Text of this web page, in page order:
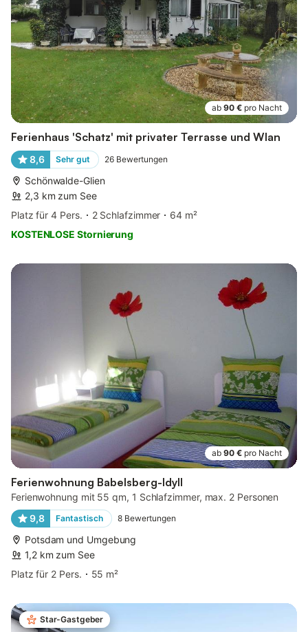
ab 90 € pro Nacht
Ferienhaus 'Schatz' mit privater Terrasse und Wlan
8,6 Sehr gut 26 Bewertungen
Schönwalde-Glien
2,3 km zum See
Platz für 4 Pers.
2 Schlafzimmer
64 m²
KOSTENLOSE Stornierung
ab 90 € pro Nacht
Ferienwohnung Babelsberg-Idyll
Ferienwohnung mit 55 qm, 1 Schlafzimmer, max. 2 Personen
9,8
Fantastisch 8 Bewertungen
Potsdam und Umgebung
1,2 km zum See
Platz für 2 Pers.
55 m²
Star-Gastgeber